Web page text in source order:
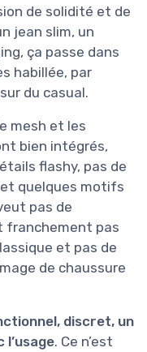
de solidité et de
jean slim, un
ça passe dans
habillée, par
du casual.
mesh et les
bien intégrés,
flashy, pas de
quelques motifs
pas de
franchement pas
et pas de
de chaussure
discret, un
. Ce n’est